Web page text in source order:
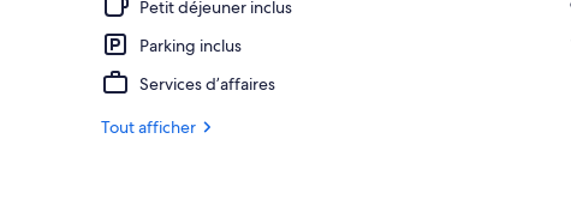
Petit déjeuner inclus
Parking inclus
Services d’affaires
Tout afficher